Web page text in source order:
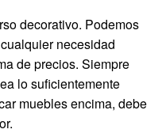
decorativo. Podemos
necesidad
de precios. Siempre
lo suficientemente
muebles encima, debe